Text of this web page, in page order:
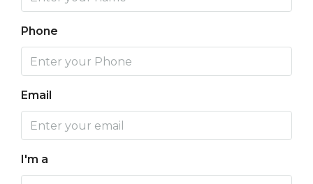
Phone
Email
I'm a